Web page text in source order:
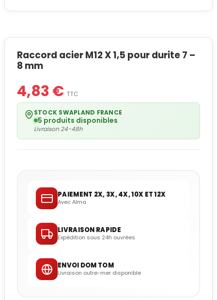
Raccord acier M12 X 1,5 pour durite 7 –
8 mm
4,83 € TTC
STOCK SWAPLAND FRANCE
5 produits disponibles
Livraison 24-48h
PAIEMENT 2X, 3X, 4X, 10X ET 12X
Avec Alma
LIVRAISON RAPIDE
Expédition sous 24h ouvrées
ENVOI DOM TOM
Livraison outre-mer disponible